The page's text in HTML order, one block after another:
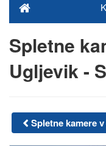
Spletne
Ugljevik -
Spletne kamere